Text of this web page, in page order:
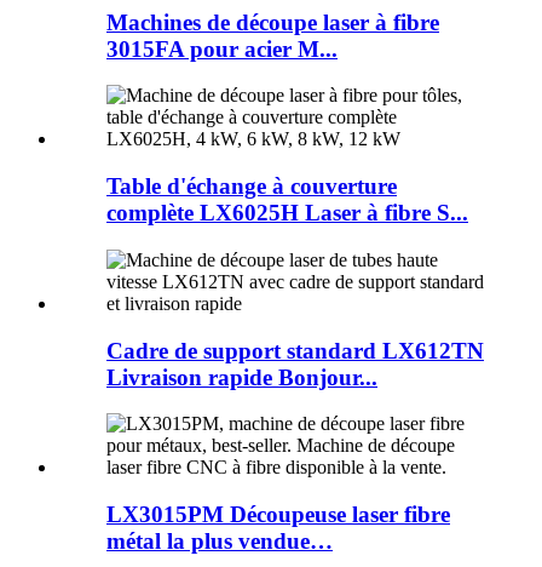
Machines de découpe laser à fibre
3015FA pour acier M...
Table d'échange à couverture
complète LX6025H Laser à fibre S...
Cadre de support standard LX612TN
Livraison rapide Bonjour...
LX3015PM Découpeuse laser fibre
métal la plus vendue…